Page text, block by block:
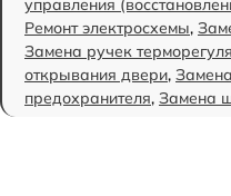
управления
Ремонт электросхемы,
Замена ручек
открывания двери,
предохранителя, Замена